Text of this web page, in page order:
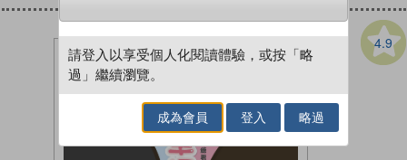
4.9
請登入以享受個人化閱讀體驗，或按「略
過」繼續瀏覽。
成為會員 登入 略過